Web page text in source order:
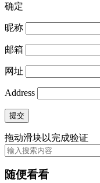
确定
昵称
邮箱
网址
Address
提交
拖动滑块以完成验证
随便看看